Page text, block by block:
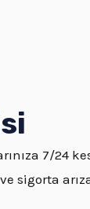
7/24
sigorta